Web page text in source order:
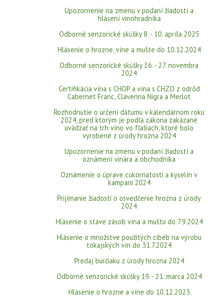
Upozornenie na zmenu v podaní žiadostí a
hlásení vinohradníka
Odborné senzorické skúšky 8. - 10. apríla 2025
Hlásenie o hrozne, víne a mušte do 10.12.2024
Odborné senzorické skúšky 26. - 27. novembra
2024
Certifikácia vína s CHOP a vína s CHZO z odrôd
Cabernet Franc, Clavenna Nigra a Merlot
Rozhodnutie o určení dátumu v kalendárnom roku
2024, pred ktorým je podľa zákona zakázané
uvádzať na trh víno vo fľašiach, ktoré bolo
vyrobené z úrody hrozna 2024
Upozornenie na zmenu v podaní žiadostí a
oznámení vinára a obchodníka
Oznámenie o úprave cukornatosti a kyselín v
kampani 2024
Prijímanie žiadosti o osvedčenie hrozna z úrody
2024
Hlásenie o stave zásob vína a muštu do 7.9.2024
Hlásenie o množstve použitých cibéb na výrobu
tokajských vín do 31.7.2024
Predaj burčiaku z úrody hrozna 2024
Odborné senzorické skúšky 19. - 21. marca 2024
Hlásenie o hrozne a víne do 10.12.2023